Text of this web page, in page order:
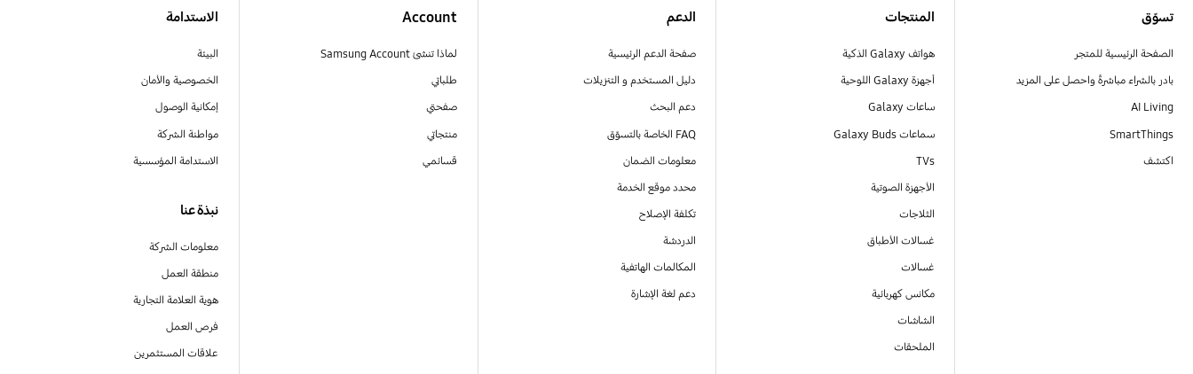
تسوّق
الصفحة الرئيسية للمتجر
بادر بالشراء مباشرةً واحصل على المزيد
AI Living
SmartThings
اكتشف
المنتجات
هواتف Galaxy الذكية
أجهزة Galaxy اللوحية
ساعات Galaxy
سماعات Galaxy Buds
TVs
الأجهزة الصوتية
الثلاجات
غسالات الأطباق
غسالات
مكانس كهربائية
الشاشات
الملحقات
الدعم
صفحة الدعم الرئيسية
دليل المستخدم و التنزيلات
دعم البحث
FAQ الخاصة بالتسوّق
معلومات الضمان
محدد موقع الخدمة
تكلفة الإصلاح
الدردشة
المكالمات الهاتفية
دعم لغة الإشارة
Account
لماذا تنشئ Samsung Account
طلباتي
صفحتي
منتجاتي
قسائمي
الاستدامة
البيئة
الخصوصية والأمان
إمكانية الوصول
مواطنة الشركة
الاستدامة المؤسسية
نبذة عنا
معلومات الشركة
منطقة العمل
هوية العلامة التجارية
فرص العمل
علاقات المستثمرين